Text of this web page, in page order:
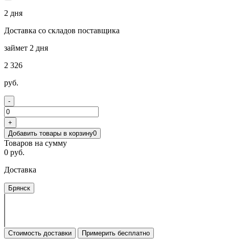
2 дня
Доставка со складов поставщика
займет 2 дня
2 326
руб.
-
+
Добавить товары в корзину0
Товаров на сумму
0 руб.
Доставка
Брянск
Стоимость доставки Примерить бесплатно